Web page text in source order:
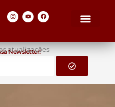
Newsletter!
atualizações